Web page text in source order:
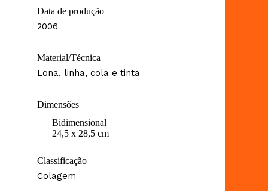
Data de produção
2006
Material/Técnica
Lona, linha, cola e tinta
Dimensões
Bidimensional
24,5 x 28,5 cm
Classificação
Colagem